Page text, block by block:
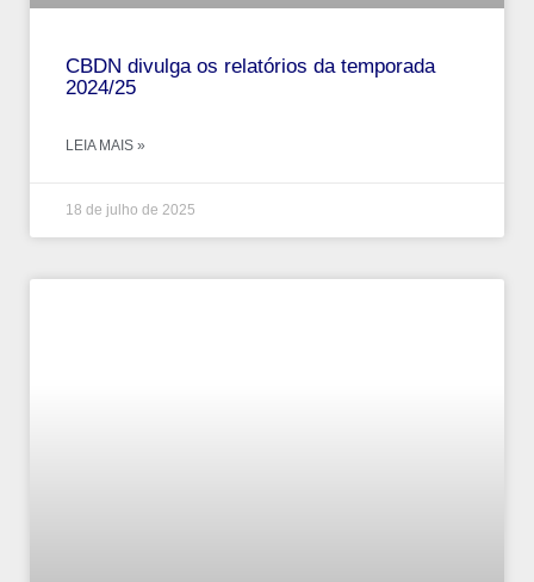
CBDN divulga os relatórios da temporada
2024/25
LEIA MAIS »
18 de julho de 2025